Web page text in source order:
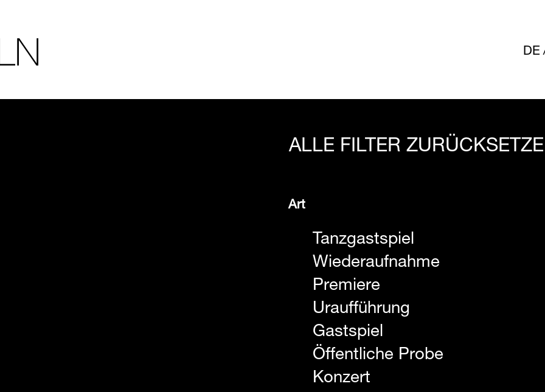
DE
ALLE FILTER
Art
Tanzgastspiel
Wiederaufnahme
Premiere
Uraufführung
Gastspiel
Öffentliche Probe
Konzert